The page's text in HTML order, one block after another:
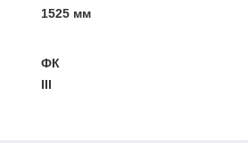
1525 мм
ФК
III